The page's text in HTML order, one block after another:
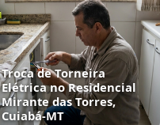
Troca de Torneira
Elétrica no Residencial
Mirante das Torres,
Cuiabá‑MT